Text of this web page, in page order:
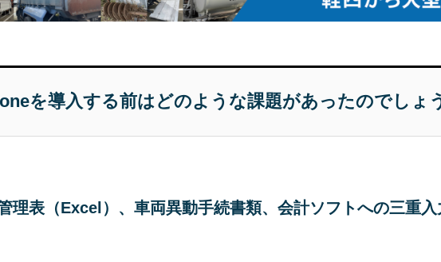
を導入する前はどのような課題があったのでしょ
理表（Excel）、 車両異動手続書類、会計ソフトへの三重